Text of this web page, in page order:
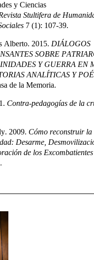
y Ciencias
Stultifera de
7 (1): 107-39.
Alberto. 2015. DIÁLOGOS
SOBRE
Y GUERRA EN
ANALÍTICAS Y
de la Memoria.
Contra-pedagogías de la
2009. Cómo reconstruir la
Desarme,
de los
.